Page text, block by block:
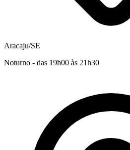
Aracaju/SE
Noturno - das 19h00 às 21h30